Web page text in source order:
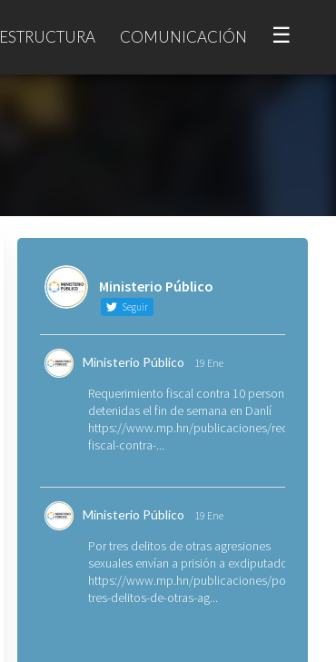
ESTRUCTURA COMUNICACIÓN ☰
Ministerio Público
Seguir
Ministerio Público 19 Ene
Requerimiento fiscal contra 10 personas
detenidas el fin de semana en Danlí
https://www.mp.hn/publicaciones/
fiscal-contra-...
Ministerio Público 19 Ene
Por tres delitos de otras agresiones
sexuales envían a prisión a exdiputado
https://www.mp.hn/publicaciones/por-
tres-delitos-de-otras-ag...